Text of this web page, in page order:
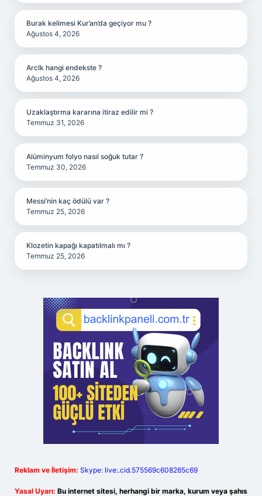
Burak kelimesi Kur’an’da geçiyor mu ?
Ağustos 4, 2026
Arclk hangi endekste ?
Ağustos 4, 2026
Uzaklaştırma kararına itiraz edilir mi ?
Temmuz 31, 2026
Alüminyum folyo nasıl soğuk tutar ?
Temmuz 30, 2026
Messi’nin kaç ödülü var ?
Temmuz 25, 2026
Klozetin kapağı kapatılmalı mı ?
Temmuz 25, 2026
Reklam ve İletişim: Skype: live:.cid.575569c608265c69
Yasal Uyarı: Bu internet sitesi, herhangi bir marka, kurum veya şahıs